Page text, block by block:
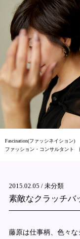
Fascination(ファッシネイション)
ファッション・コンサルタント
2015.02.05 / 未分類
素敵なクラッチバ
藤原は仕事柄、色々な